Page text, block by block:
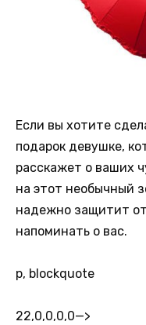
Если вы хотите
подарок девушке,
расскажет о ваших
на этот необычный
надежно защитит
напоминать о вас.
p, blockquote
22,0,0,0,0—>